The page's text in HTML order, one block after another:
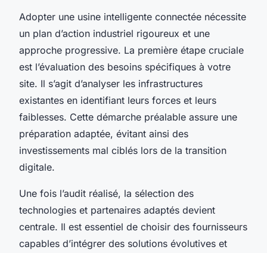
Adopter une usine intelligente connectée nécessite
un plan d’action industriel rigoureux et une
approche progressive. La première étape cruciale
est l’évaluation des besoins spécifiques à votre
site. Il s’agit d’analyser les infrastructures
existantes en identifiant leurs forces et leurs
faiblesses. Cette démarche préalable assure une
préparation adaptée, évitant ainsi des
investissements mal ciblés lors de la transition
digitale.
Une fois l’audit réalisé, la sélection des
technologies et partenaires adaptés devient
centrale. Il est essentiel de choisir des fournisseurs
capables d’intégrer des solutions évolutives et